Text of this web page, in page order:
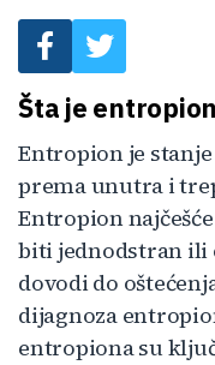
Šta je entropion
Entropion je
prema unutra i
Entropion
biti jednodstran ili
dovodi do
dijagnoza
entropiona su